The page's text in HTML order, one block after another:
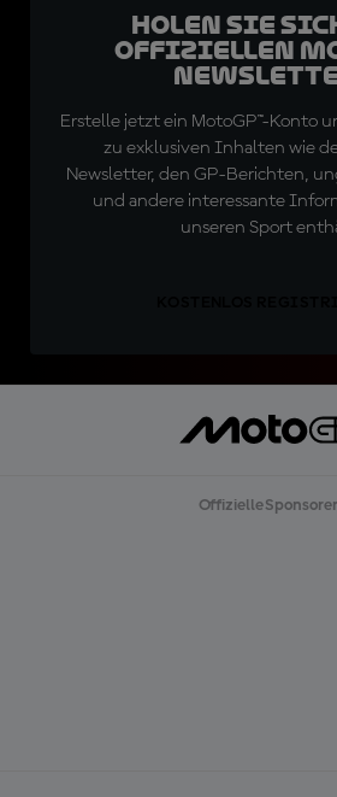
Holen Sie
offiziellen
Erstelle jetzt ein MotoGP™-Konto
zu exklusiven Inhalten wie
Newsletter, den GP-Berichten,
und andere interessante
unseren Sport
Offizielle